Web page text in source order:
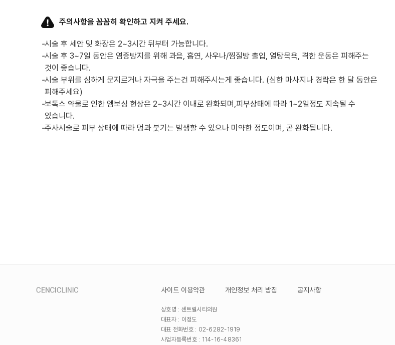
주의사항을 꼼꼼히 확인하고 지켜 주세요.
-시술 후 세안 및 화장은 2~3시간 뒤부터 가능합니다.
-시술 후 3~7일 동안은 염증방지를 위해 과음, 흡연, 사우나/찜질방 출입, 열탕목욕, 격한 운동은 피해주는
것이 좋습니다.
-시술 부위를 심하게 문지르거나 자극을 주는건 피해주시는게 좋습니다. (심한 마사지나 경락은 한 달 동안은
피해주세요)
-보톡스 약물로 인한 엠보싱 현상은 2~3시간 이내로 완화되며,피부상태에 따라 1~2일정도 지속될 수
있습니다.
-주사시술로 피부 상태에 따라 멍과 붓기는 발생할 수 있으나 미약한 정도이며, 곧 완화됩니다.
사이트 이용약관 개인정보 처리 방침 공지사항
상호명 : 센트럴시티의원
대표자 : 이정도
대표 전화번호 : 02-6282-1919
사업자등록번호 : 114-16-48361